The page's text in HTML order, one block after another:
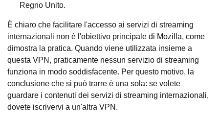
Regno Unito.
È chiaro che facilitare l'accesso ai servizi di streaming
internazionali non è l'obiettivo principale di Mozilla, come
dimostra la pratica. Quando viene utilizzata insieme a
questa VPN, praticamente nessun servizio di streaming
funziona in modo soddisfacente. Per questo motivo, la
conclusione che si può trarre è una sola: se volete
guardare i contenuti dei servizi di streaming internazionali,
dovete iscrivervi a un'altra VPN.